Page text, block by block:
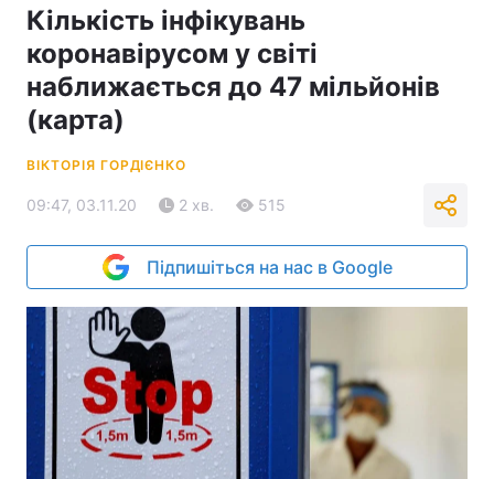
Кількість інфікувань
коронавірусом у світі
наближається до 47 мільйонів
(карта)
ВІКТОРІЯ ГОРДІЄНКО
09:47, 03.11.20 2 хв. 515
Підпишіться на нас в Google